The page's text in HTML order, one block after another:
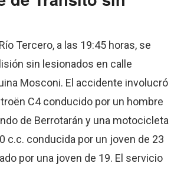
Tercero, a las 19:45 horas, se
sin lesionados en calle
Mosconi. El accidente involucró
C4 conducido por un hombre
de Berrotarán y una motocicleta
c.c. conducida por un joven de 23
por una joven de 19. El servicio